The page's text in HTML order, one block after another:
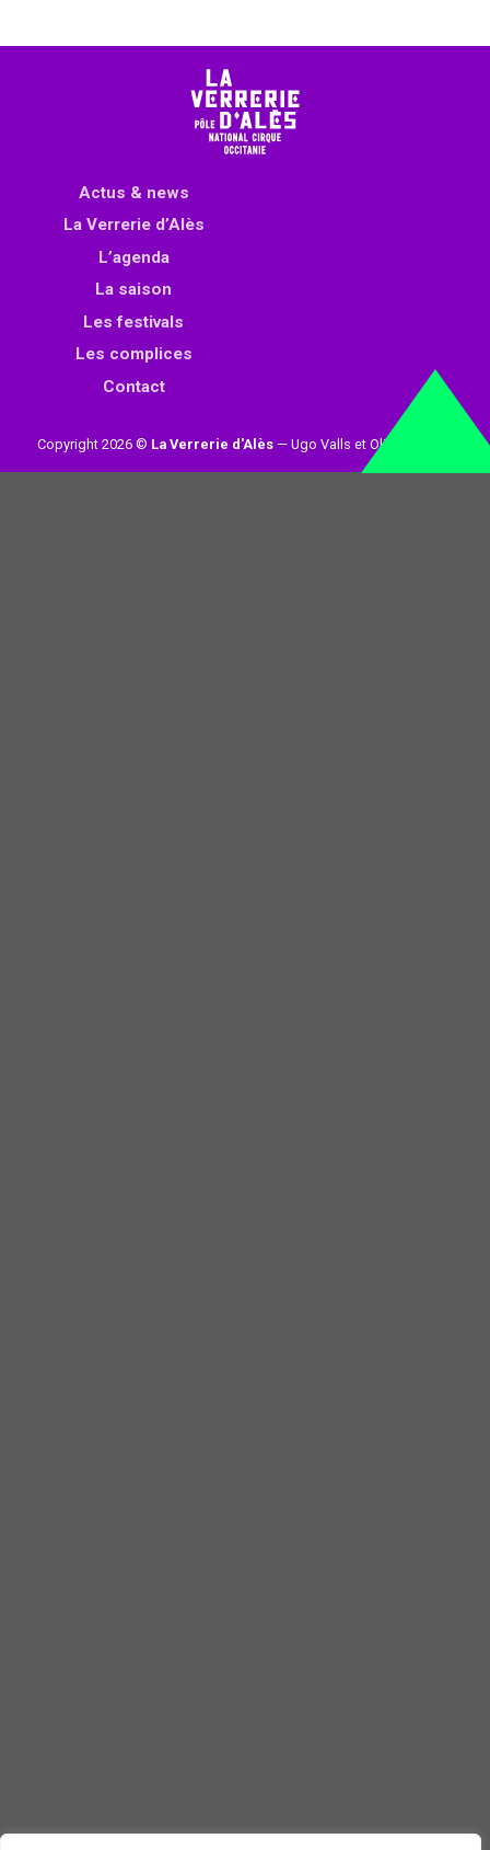
Actus & news
La Verrerie d’Alès
L’agenda
La saison
Les festivals
Les complices
Contact
Copyright 2026 © La Verrerie d'Alès— Ugo Valls et Olivier Loynet